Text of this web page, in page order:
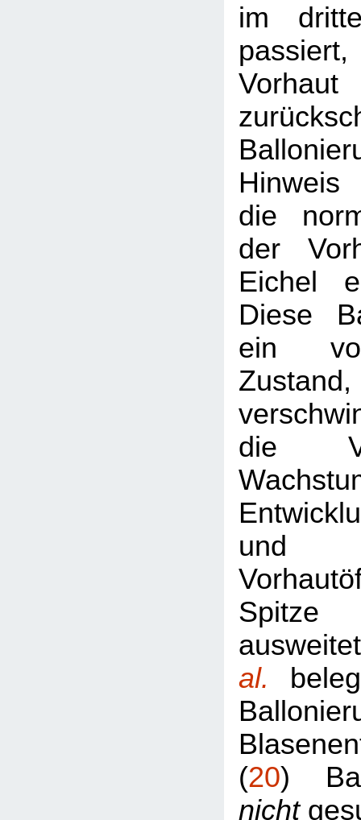
im
die
der
Eichel
Diese
ein
die
und
Spitze
al.
(20)
nicht